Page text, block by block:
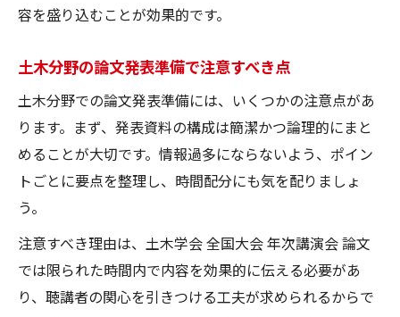
容を盛り込むことが効果的です。
土木分野の論文発表準備で注意すべき点
土木分野での論文発表準備には、いくつかの注意点があ
ります。まず、発表資料の構成は簡潔かつ論理的にまと
めることが大切です。情報過多にならないよう、ポイン
トごとに要点を整理し、時間配分にも気を配りましょ
う。
注意すべき理由は、土木学会 全国大会 年次講演会 論文
では限られた時間内で内容を効果的に伝える必要があ
り、聴講者の関心を引きつける工夫が求められるからで